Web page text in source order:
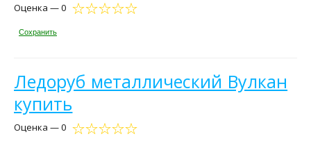
Оценка — 0
Сохранить
Ледоруб металлический Вулкан
купить
Оценка — 0